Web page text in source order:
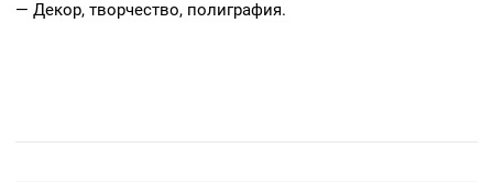
— Декор, творчество, полиграфия.